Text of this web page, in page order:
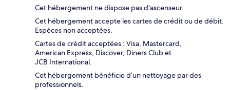
Cet hébergement ne dispose pas d'ascenseur.
Cet hébergement accepte les cartes de crédit ou de débit.
Espèces non acceptées.
Cartes de crédit acceptées : Visa, Mastercard,
American Express, Discover, Diners Club et
JCB International.
Cet hébergement bénéficie d’un nettoyage par des
professionnels.